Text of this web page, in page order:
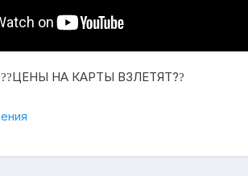
??ЦЕНЫ НА КАРТЫ ВЗЛЕТЯТ??